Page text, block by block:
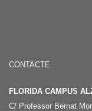
CONTACTE
FLORIDA CAMPUS
C/ Professor Bernat